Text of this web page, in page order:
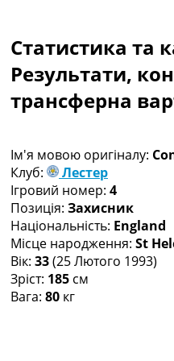
Чемпіонат Світу
Україна.
Україна. Перша
Ліга Чемпіонів
Ще Турніри >>>
Таблиці
Чемпіонат
Таблиця УПЛ
Перша Ліга
Таблиця АПЛ
Таблиця Ла Ліги
Таблиця Ліги
Всі таблиці >>>
Статистика та
Результати,
трансферна
Ім'я мовою оригіналу:
Клуб:
Лестер
Ігровий номер: 4
Позиція: Захисник
Національність: England
Місце народження: St
Вік: 33(25 Лютого 1993)
Зріст: 185 см
Вага: 80 кг